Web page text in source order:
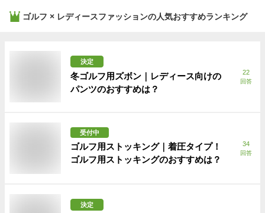
ゴルフ × レディースファッションの人気おすすめランキング
決定
冬ゴルフ用ズボン｜レディース向けの
パンツのおすすめは？
22
回答
受付中
ゴルフ用ストッキング｜着圧タイプ！
ゴルフ用ストッキングのおすすめは？
34
回答
決定